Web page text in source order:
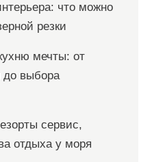
что можно
резки
мечты: от
до выбора
сервис,
отдыха у моря